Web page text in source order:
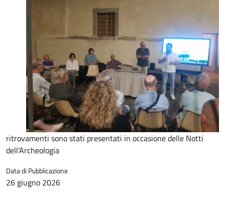
ritrovamenti sono stati presentati in occasione delle Notti
dell'Archeologia
Data di Pubblicazione
26 giugno 2026